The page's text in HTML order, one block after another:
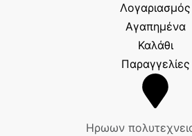
Ηρωων
Λογαριασμός
Αγαπημένα
Καλάθι
Παραγγελίες